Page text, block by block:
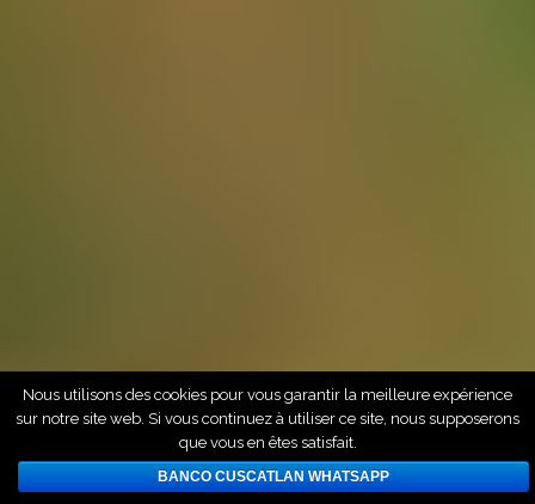
Nous utilisons des cookies pour vous garantir la meilleure expérience
sur notre site web. Si vous continuez à utiliser ce site, nous supposerons
que vous en êtes satisfait.
BANCO CUSCATLAN WHATSAPP